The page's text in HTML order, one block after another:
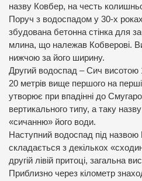
назву Ковбер, на честь
Поруч з водоспадом у 30-х
збудована бетонна стінка для
млина, що належав Кобверові.
нижчою за його ширину.
Другий водоспад – Сич висотою
20 метрів вище першого на
утворює при впадінні до
вертикального типу, а таку
«сичанню» його води.
Наступний водоспад під назвою
складається з декількох
другій лівій притоці, загальна
Приблизно через кілометр